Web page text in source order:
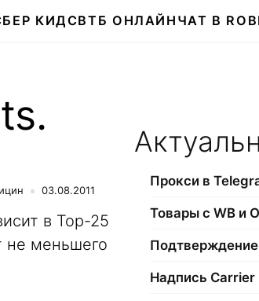
КИДСВТБ ОНЛАЙН ЧАТ В
03.08.2011
в Top-25
не меньшего
Прокси в
Товары с WB и
Надпись Carrier